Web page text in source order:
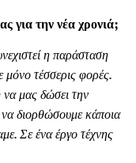
για την νέα χρονιά;
η παράσταση
μόνο τέσσερις φορές.
μας δώσει την
διορθώσουμε κάποια
Σε ένα έργο τέχνης